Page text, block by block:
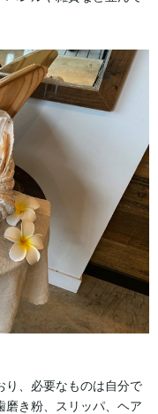
り、必要なものは自分で
磨き粉、スリッパ、ヘア